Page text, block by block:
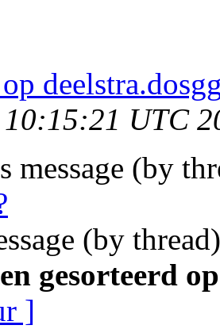
UTC
message (by
(by
gesorteerd
]